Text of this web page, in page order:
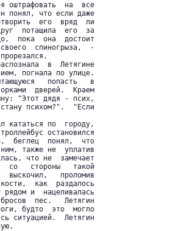
оштрафовать  на  все
понял, что если даже
его  вряд  ли
потащила  его  за
пока  она  достоит
спиногрыза,  -
в  Летягине
погнала по улице.
попасть   в
дверей.  Краем
"Этот дядя - псих,
психом?".  "Если
кататься по  городу,
остановился
беглец  понял,  что
также не  уплатив
что не  замечает
со   стороны   такой
выскочил,   проломив
как  раздалось
рядом и  нацеливалась
пес.   Летягин
будто  это  могло
ситуацией.  Летягин